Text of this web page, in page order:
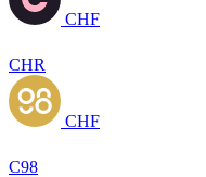
CHF
CHR
CHF
C98